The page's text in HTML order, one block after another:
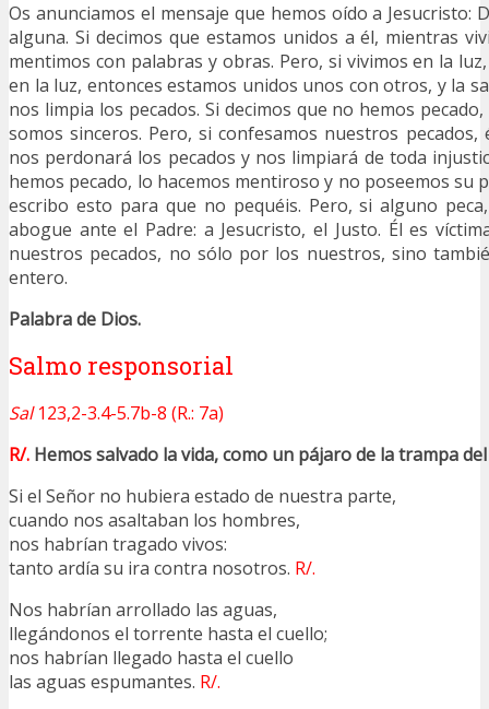
Os anunciamos el mensaje que hemos oído a Jesucristo:
alguna. Si decimos que estamos unidos a él, mientras
mentimos con palabras y obras. Pero, si vivimos en la
en la luz, entonces estamos unidos unos con otros, y la
nos limpia los pecados. Si decimos que no hemos
somos sinceros. Pero, si confesamos nuestros
nos perdonará los pecados y nos limpiará de toda
hemos pecado, lo hacemos mentiroso y no poseemos su
escribo esto para que no pequéis. Pero, si alguno
abogue ante el Padre: a Jesucristo, el Justo. Él es
nuestros pecados, no sólo por los nuestros, sino
entero.
Palabra de Dios.
Salmo responsorial
Sal123,2-3.4-5.7b-8 (R.: 7a)
R/. Hemos salvado la vida, como un pájaro de la trampa
Si el Señor no hubiera estado de nuestra parte,
cuando nos asaltaban los hombres,
nos habrían tragado vivos:
tanto ardía su ira contra nosotros. R/.
Nos habrían arrollado las aguas,
llegándonos el torrente hasta el cuello;
nos habrían llegado hasta el cuello
las aguas espumantes. R/.